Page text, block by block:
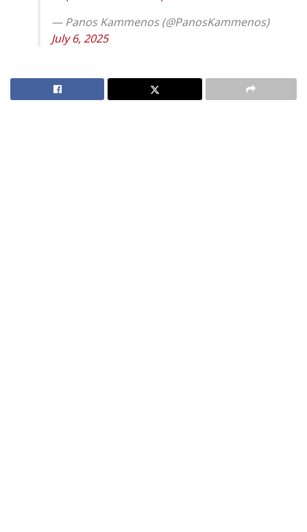
— Panos Kammenos (@PanosKammenos)
July 6, 2025